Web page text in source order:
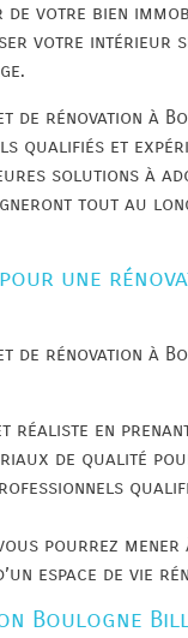
de votre bien
votre intérieur
de rénovation à
qualifiés et
solutions à
tout au
une
de rénovation à
réaliste en
de qualité
pourrez
espace de vie
Boulogne